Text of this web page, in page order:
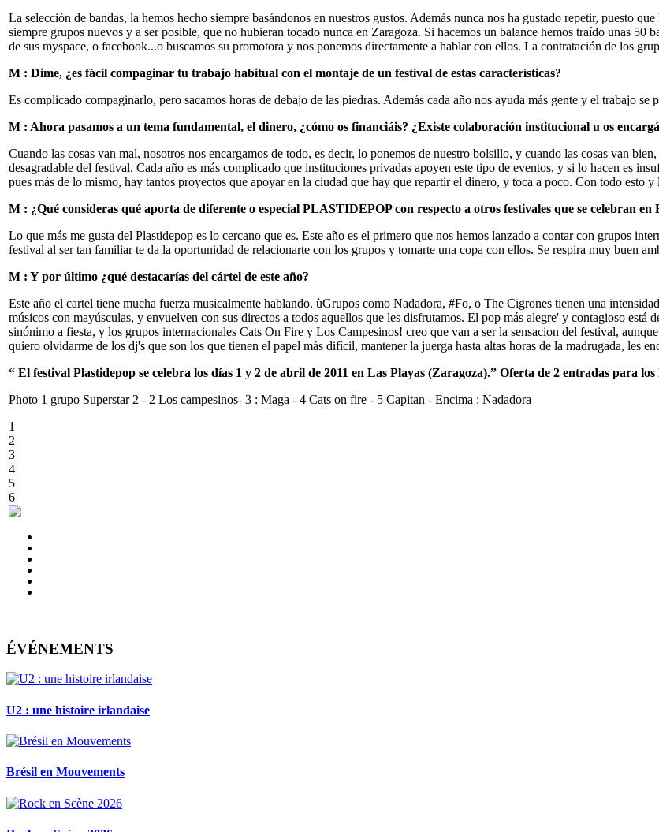
La selección de bandas, la hemos hecho siempre basándonos en nuestros gustos. Además nunca nos ha gustado repetir, puesto
siempre grupos nuevos y a ser posible, que no hubieran tocado nunca en Zaragoza. Si hacemos un balance hemos traído unas 50
de sus myspace, o facebook...o buscamos su promotora y nos ponemos directamente a hablar con ellos. La contratación de los
M : Dime, ¿es fácil compaginar tu trabajo habitual con el montaje de un festival de estas características?
Es complicado compaginarlo, pero sacamos horas de debajo de las piedras. Además cada año nos ayuda más gente y el trabajo se
M : Ahora pasamos a un tema fundamental, el dinero, ¿cómo os financiáis? ¿Existe colaboración institucional u os
Cuando las cosas van mal, nosotros nos encargamos de todo, es decir, lo ponemos de nuestro bolsillo, y cuando las cosas van
desagradable del festival. Cada año es más complicado que instituciones privadas apoyen este tipo de eventos, y si lo hacen es
pues más de lo mismo, hay tantos proyectos que apoyar en la ciudad que hay que repartir el dinero, y toca a poco. Con todo esto y
M : ¿Qué consideras qué aporta de diferente o especial PLASTIDEPOP con respecto a otros festivales que se celebran en
Lo que más me gusta del Plastidepop es lo cercano que es. Este año es el primero que nos hemos lanzado a contar con grupos
festival al ser tan familiar te da la oportunidad de relacionarte con los grupos y tomarte una copa con ellos. Se respira muy buen
M : Y por último ¿qué destacarías del cártel de este año?
Este año el cartel tiene mucha fuerza musicalmente hablando. ùGrupos como Nadadora, #Fo, o The Cigrones tienen una
músicos con mayúsculas, y envuelven con sus directos a todos aquellos que les disfrutamos. El pop más alegre' y contagioso está
sinónimo a fiesta, y los grupos internacionales Cats On Fire y Los Campesinos! creo que van a ser la sensacion del festival,
quiero olvidarme de los dj's que son los que tienen el papel más difícil, mantener la juerga hasta altas horas de la madrugada, les
“ El festival Plastidepop se celebra los días 1 y 2 de abril de 2011 en Las Playas (Zaragoza).” Oferta de 2 entradas para los
Photo 1 grupo Superstar 2 - 2 Los campesinos- 3 : Maga - 4 Cats on fire - 5 Capitan - Encima : Nadadora
1
2
3
4
5
6
ÉVÉNEMENTS
U2 : une histoire irlandaise
Brésil en Mouvements